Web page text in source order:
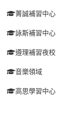
菁誠補習中心
詠斯補習中心
遵理補習夜校
音樂領域
高思學習中心